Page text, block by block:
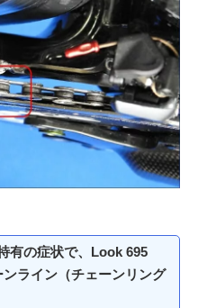
有の症状で、Look 695
ライン（チェーンリング